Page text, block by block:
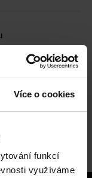
Více o cookies
funkcí
využíváme